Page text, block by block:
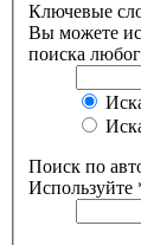
Ключевые
Вы можете
поиска
Поиск по
Используйте